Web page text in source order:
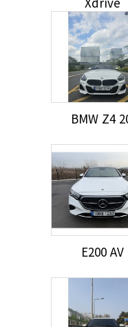
BMW Z4
E200 AV